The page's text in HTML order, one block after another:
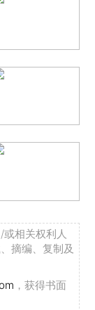
相关权利人
摘编、复制及
，获得书面